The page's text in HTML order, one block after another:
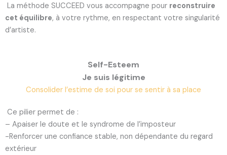
La méthode SUCCEED vous accompagne pour reconstruire
cet équilibre, à votre rythme, en respectant votre singularité
d’artiste.
Self-Esteem
Je suis légitime
Consolider l’estime de soi pour se sentir à sa place
Ce pilier permet de :
– Apaiser le doute et le syndrome de l’imposteur
-Renforcer une confiance stable, non dépendante du regard
extérieur